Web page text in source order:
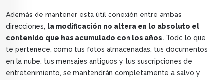
Además de mantener esta útil conexión entre ambas
direcciones, la modificación no altera en lo absoluto el
contenido que has acumulado con los años. Todo lo que
te pertenece, como tus fotos almacenadas, tus documentos
en la nube, tus mensajes antiguos y tus suscripciones de
entretenimiento, se mantendrán completamente a salvo y